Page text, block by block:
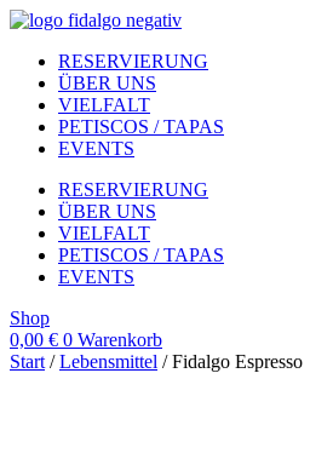
Zum
springenRESERVIERUNG
ÜBER UNS
VIELFALT
PETISCOS / TAPAS
EVENTS
RESERVIERUNG
ÜBER UNS
VIELFALT
PETISCOS / TAPAS
EVENTS
Shop
0,00 € 0 Warenkorb
Start /Lebensmittel / Fidalgo Espresso